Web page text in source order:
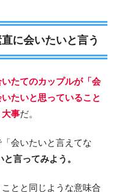
に会いたいと言う
たてのカップルが「会
たいと思っていること
事だ。
会いたいと言えてな
言ってみよう。
とと同じような意味合